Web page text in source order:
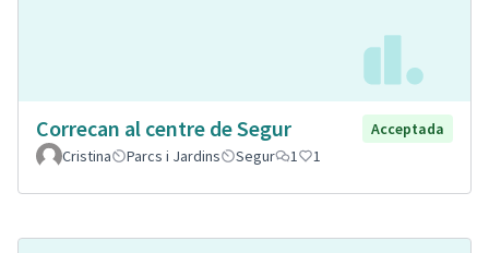
Correcan al centre de Segur
Acceptada
Cristina
Parcs i Jardins Segur 1 1